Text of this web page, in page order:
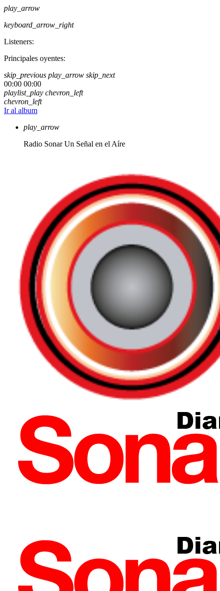
play_arrow
keyboard_arrow_right
Listeners:
Principales oyentes:
skip_previous play_arrow skip_next
00:00 00:00
playlist_play chevron_left
chevron_left
Ir al album
play_arrow
Radio Sonar Un Señal en el Aíre